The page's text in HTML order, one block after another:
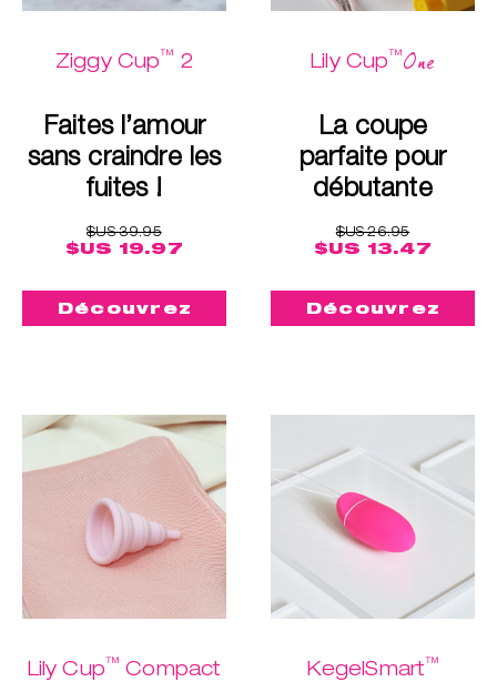
Ziggy Cup™ 2
Faites l’amour
sans craindre les
fuites !
$US 39.95
$US 19.97
Découvrez
Lily Cup™One
La coupe
parfaite pour
débutante
$US 26.95
$US 13.47
Découvrez
Lily Cup™ Compact KegelSmart™